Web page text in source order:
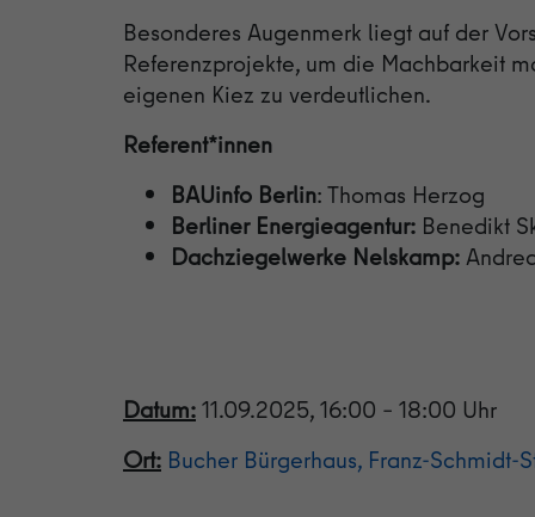
Besonderes Augenmerk liegt auf der
Referenzprojekte, um die Machbarkeit
eigenen Kiez zu verdeutlichen.
Referent*innen
BAUinfo Berlin: Thomas Herzog
Berliner Energieagentur: Benedikt
Dachziegelwerke Nelskamp:
Datum:11.09.2025, 16:00 – 18:00 Uhr
Ort: Bucher Bürgerhaus, Franz-Schmidt-